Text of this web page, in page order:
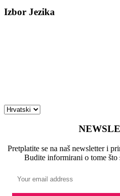
Izbor Jezika
Pretplatite se na naš newsletter i
Budite informirani o tome što